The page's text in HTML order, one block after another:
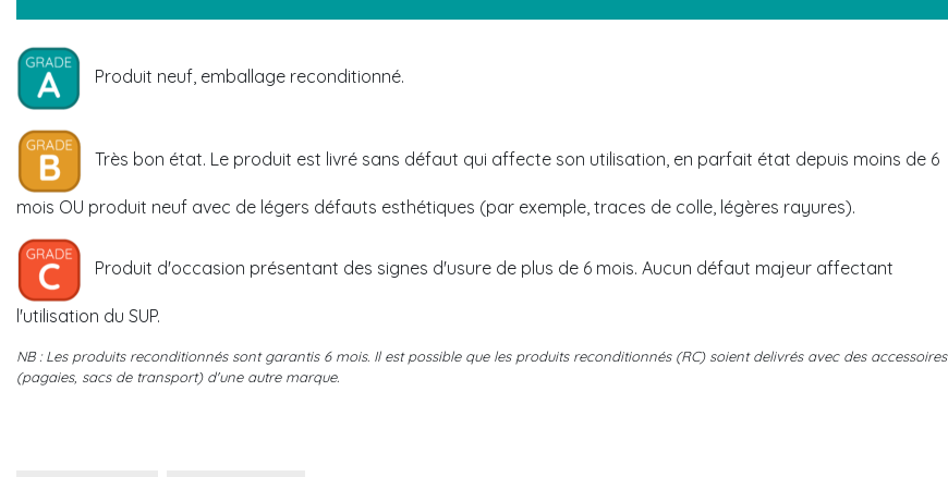
Produit neuf, emballage reconditionné.
Très bon état. Le produit est livré sans défaut qui affecte son utilisation, en parfait état depuis moins de 6
mois OU produit neuf avec de légers défauts esthétiques (par exemple, traces de colle, légères rayures).
Produit d'occasion présentant des signes d'usure de plus de 6 mois. Aucun défaut majeur affectant
l'utilisation du SUP.
NB : Les produits reconditionnés sont garantis 6 mois. Il est possible que les produits reconditionnés (RC) soient delivrés avec des accessoires
(pagaies, sacs de transport) d'une autre marque.